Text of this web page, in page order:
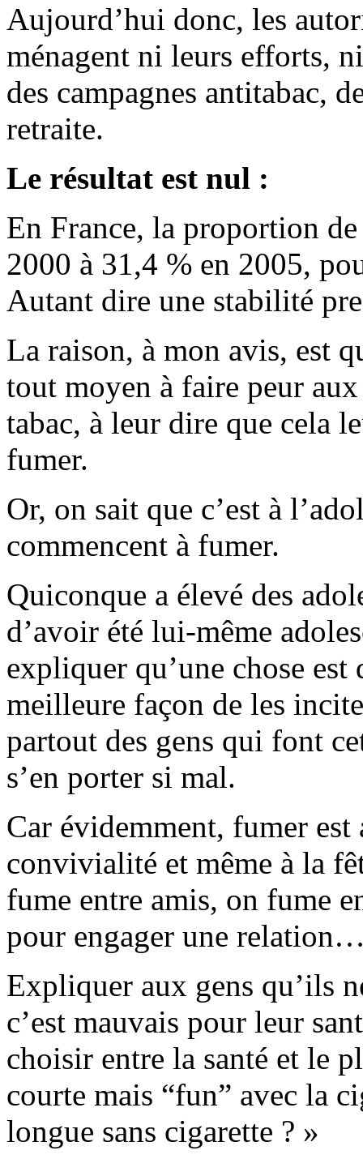
Aujourd’hui donc, les
ménagent ni leurs efforts,
des campagnes antitabac,
retraite.
Le résultat est nul :
En France, la proportion
2000 à 31,4 % en 2005,
Autant dire une stabilité
La raison, à mon avis, est
tout moyen à faire peur
tabac, à leur dire que cela
fumer.
Or, on sait que c’est à
commencent à fumer.
Quiconque a élevé des
d’avoir été lui-même
expliquer qu’une chose
meilleure façon de les
partout des gens qui font
s’en porter si mal.
Car évidemment, fumer est
convivialité et même à la
fume entre amis, on fume
pour engager une
Expliquer aux gens qu’ils
c’est mauvais pour leur
choisir entre la santé et le
courte mais “fun” avec la
longue sans cigarette ? »